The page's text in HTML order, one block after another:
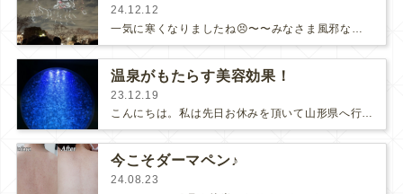
24.12.12
一気に寒くなりましたね😣〜〜みなさま風邪など引かぬよう、お気をつけてお過ごしくださいませ。私は先日横浜で行っていた、ドローンショ…
温泉がもたらす美容効果！
23.12.19
こんにちは。私は先日お休みを頂いて山形県へ行ってきました。以前母親の実家があったので、小さい頃から何十回と行った山形。今回は、最…
今こそダーマペン♪
24.08.23